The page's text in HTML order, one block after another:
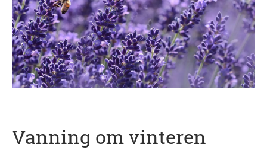
Vanning om vinteren